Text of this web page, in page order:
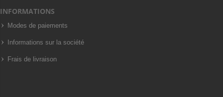
INFORMATIONS
Modes de paiements
Informations sur la société
Frais de livraison